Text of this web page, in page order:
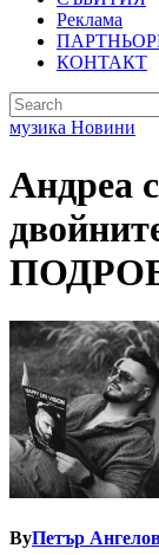
Реклама
КОНТАКТ
музика Новини
Андреа
ByПетър